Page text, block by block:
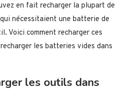
en fait recharger la plupart de
nécessitaient une batterie de
Voici comment recharger ces
les batteries vides dans
les outils dans